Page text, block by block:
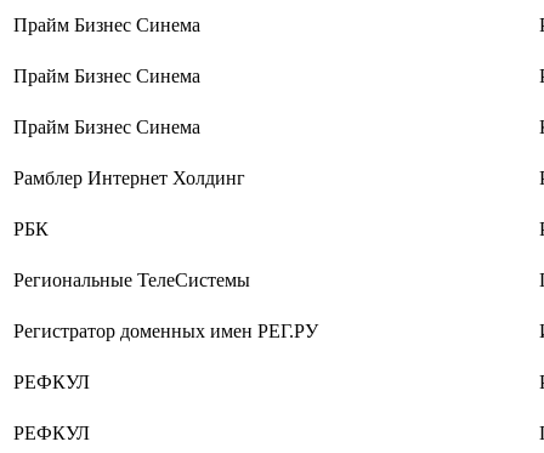
Прайм Бизнес Синема
Прайм Бизнес Синема
Прайм Бизнес Синема
Рамблер Интернет Холдинг
РБК
Региональные ТелеСистемы
Регистратор доменных имен РЕГ.РУ
РЕФКУЛ
РЕФКУЛ